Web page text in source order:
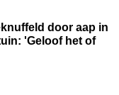
door aap in
'Geloof het of